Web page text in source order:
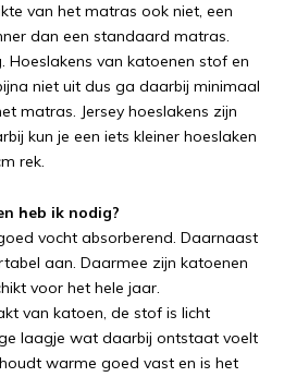
van het matras ook niet, een
dan een standaard matras.
Hoeslakens van katoenen stof en
niet uit dus ga daarbij minimaal
matras. Jersey hoeslakens zijn
kun je een iets kleiner hoeslaken
rek.
heb ik nodig?
vocht absorberend. Daarnaast
aan. Daarmee zijn katoenen
voor het hele jaar.
van katoen, de stof is licht
laagje wat daarbij ontstaat voelt
warme goed vast en is het